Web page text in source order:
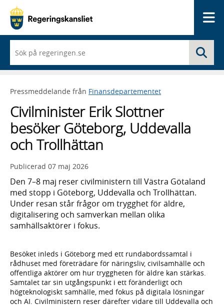
du
börjar
skriva
framträder
lista
med
sökförslag
Pressmeddelande från Finansdepartementet
Civilminister Erik Slottner
besöker Göteborg, Uddevalla
och Trollhättan
Publicerad 07 maj 2026
Den 7–8 maj reser civilministern till Västra Götaland
med stopp i Göteborg, Uddevalla och Trollhättan.
Under resan står frågor om trygghet för äldre,
digitalisering och samverkan mellan olika
samhällsaktörer i fokus.
Besöket inleds i Göteborg med ett rundabordssamtal i
rådhuset med företrädare för näringsliv, civilsamhälle och
offentliga aktörer om hur tryggheten för äldre kan stärkas.
Samtalet tar sin utgångspunkt i ett föränderligt och
högteknologiskt samhälle, med fokus på digitala lösningar
och AI. Civilministern reser därefter vidare till Uddevalla och